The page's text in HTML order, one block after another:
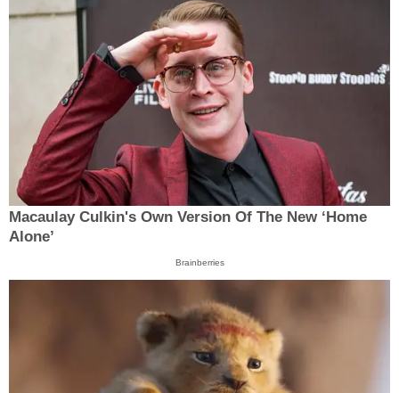
Macaulay Culkin's Own Version Of The New ‘Home
Alone’
Brainberries